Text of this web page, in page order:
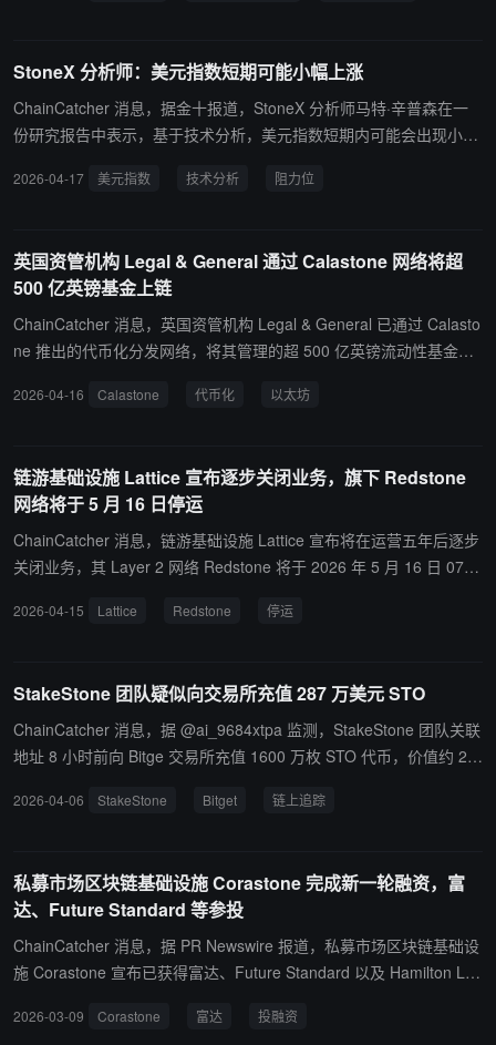
的近乎即时清算与 RWA（包括代币化基金及债券）通常长达 60 至 1
80 天赎回周期之间的错配。 RedStone 表示，该方案有望激活目前
在 DeFi 中处于闲置状态、规模逾 300 亿美元的代币化 RWA，并使
定币后，当前代币化 RWA 市场规模已超 300 亿美元，主要由美国国
StoneX 分析师：美元指数短期可能小幅上涨
ChainCatcher 消息，据金十报道，StoneX 分析师马特·辛普森在一
份研究报告中表示，基于技术分析，美元指数短期内可能会出现小幅
移动平均线形成了“小幅看涨”模式，且两日相对强弱指数处于极度超
2026-04-17 美元指数 技术分析 阻力位
英国资管机构 Legal & General 通过 Calastone 网络将超
500 亿英镑基金上链
ChainCatcher 消息，英国资管机构 Legal & General 已通过 Calasto
ne 推出的代币化分发网络，将其管理的超 500 亿英镑流动性基金上
支持美元、欧元和英镑，涵盖发行、交易与当日结算。投资者可在许
2026-04-16 Calastone 代币化 以太坊
链游基础设施 Lattice 宣布逐步关闭业务，旗下 Redstone
网络将于 5 月 16 日停运
ChainCatcher 消息，链游基础设施 Lattice 宣布将在运营五年后逐步
关闭业务，其 Layer 2 网络 Redstone 将于 2026 年 5 月 16 日 07:5
等合约中的资产，关闭后将仅部署 L1 提款合约供外部账户余额提
现可持续商业模式。团队将剩余资金用于最终项目 DUST 自主世界，
但规模未达到支撑业务的程度，且不相信 VC 融资是正确的路径。
2026-04-15 Lattice Redstone 停运
StakeStone 团队疑似向交易所充值 287 万美元 STO
ChainCatcher 消息，据 @ai_9684xtpa 监测，StakeStone 团队关联
地址 8 小时前向 Bitge 交易所充值 1600 万枚 STO 代币，价值约 28
币的部署地址。
2026-04-06 StakeStone Bitget 链上追踪
私募市场区块链基础设施 Corastone 完成新一轮融资，富
达、Future Standard 等参投
ChainCatcher 消息，据 PR Newswire 报道，私募市场区块链基础设
施 Corastone 宣布已获得富达、Future Standard 以及 Hamilton Lan
络，为私募市场提供统一的基础设施与数据标准来支持更高交易量和
2026-03-09 Corastone 富达 投融资